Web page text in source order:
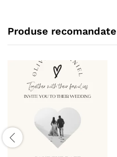
Produse recomandate